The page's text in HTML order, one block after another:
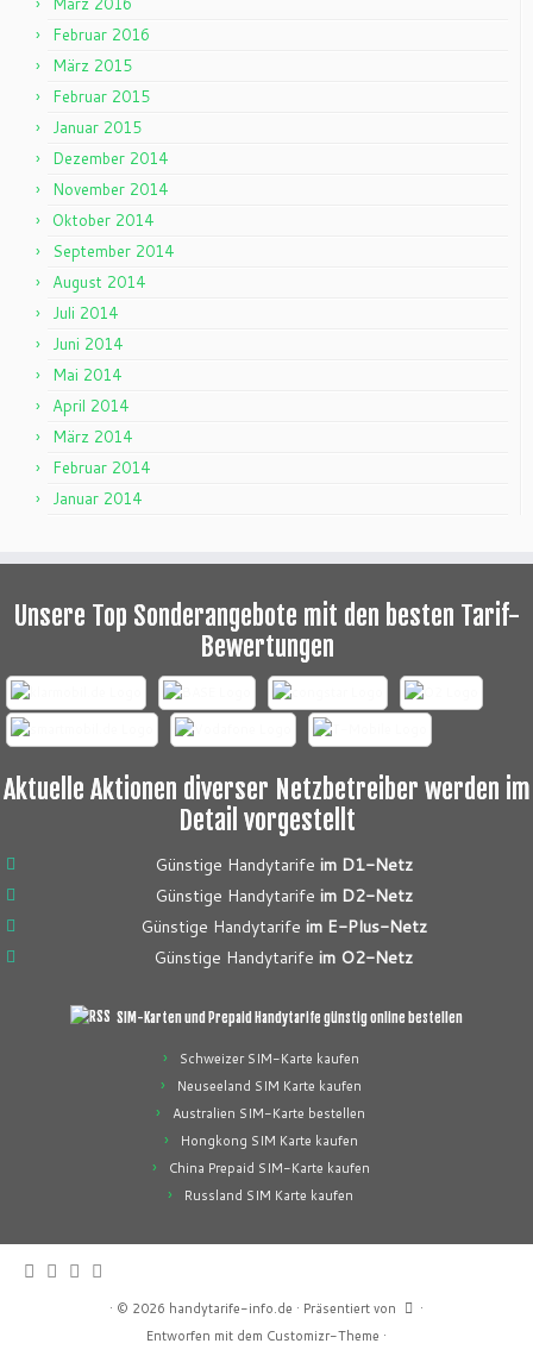
Februar 2016
März 2015
Februar 2015
Januar 2015
Dezember 2014
November 2014
Oktober 2014
September 2014
August 2014
Juli 2014
Juni 2014
Mai 2014
April 2014
März 2014
Februar 2014
Januar 2014
Unsere Top Sonderangebote mit den besten Tarif-
Bewertungen
Aktuelle Aktionen diverser Netzbetreiber werden im
Detail vorgestellt
Günstige Handytarife im D1-Netz
Günstige Handytarife im D2-Netz
Günstige Handytarife im E-Plus-Netz
Günstige Handytarife im O2-Netz
SIM-Karten und Prepaid Handytarife günstig online bestellen
Schweizer SIM-Karte kaufen
Neuseeland SIM Karte kaufen
Australien SIM-Karte bestellen
Hongkong SIM Karte kaufen
China Prepaid SIM-Karte kaufen
Russland SIM Karte kaufen
· © 2026 handytarife-info.de · Präsentiert von
·
Entworfen mit dem Customizr-Theme ·